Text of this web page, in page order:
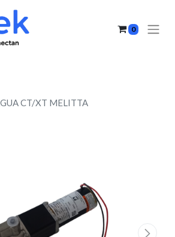
0
CT/XT MELITTA